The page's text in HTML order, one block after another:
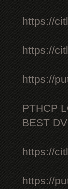
https://
https://
https://
PTHCP
BEST
https://
https://